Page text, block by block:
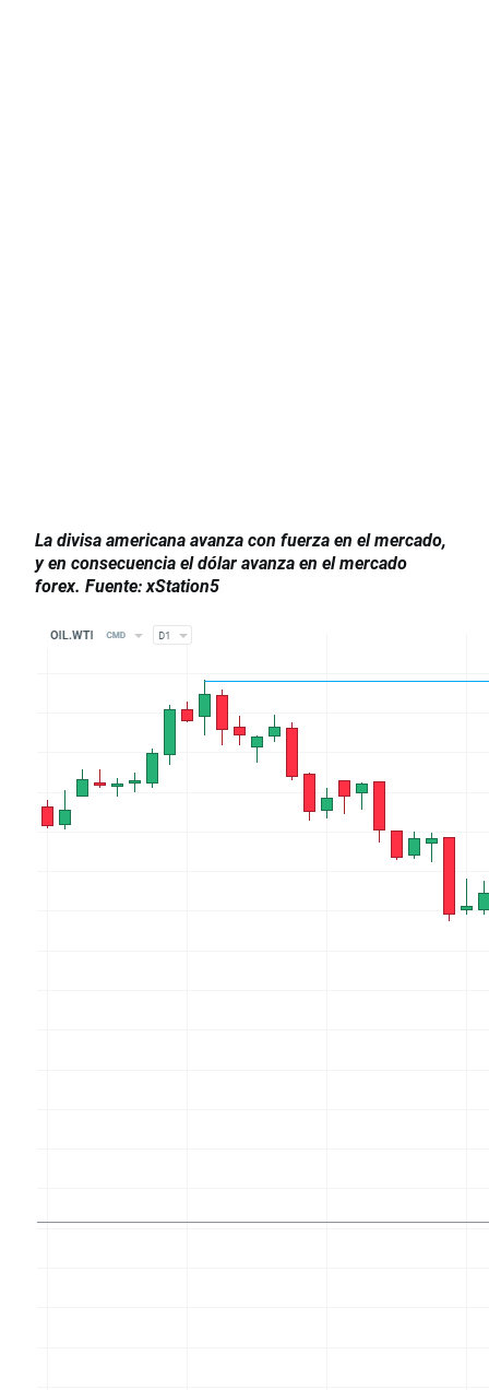
La divisa americana avanza con fuerza en el mercado,
y en consecuencia el dólar avanza en el mercado
forex. Fuente: xStation5